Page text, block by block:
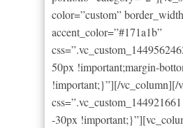
color=”custom”
accent_color=”#171a1b”
50px !important;margin-
!important;}”][/vc_column][/
-30px